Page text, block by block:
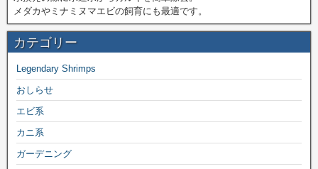
メダカやミナミヌマエビの飼育にも最適です。
カテゴリー
Legendary Shrimps
おしらせ
エビ系
カニ系
ガーデニング